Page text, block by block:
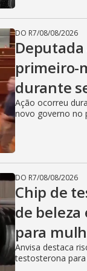
DO R7/08/08/2026
primeiro-
durante
Ação ocorreu
novo governo no
DO R7/08/08/2026
Chip de
de beleza
para
Anvisa destaca
testosterona